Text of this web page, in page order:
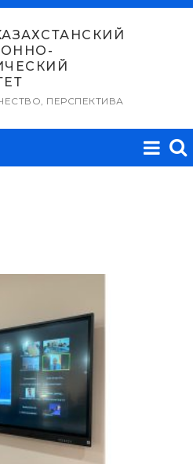
ПЕРСПЕКТИВА